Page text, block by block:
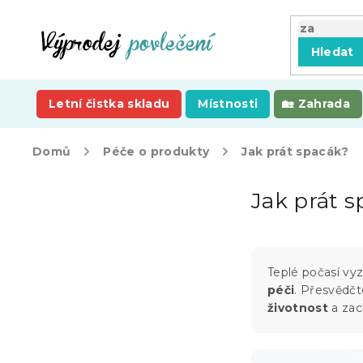
Hledat
Letní čistka skladu Místnosti Zahrada
Domů Péče o produkty Jak prát spacák?
Jak prát
Teplé počasí
péči.
životnost a